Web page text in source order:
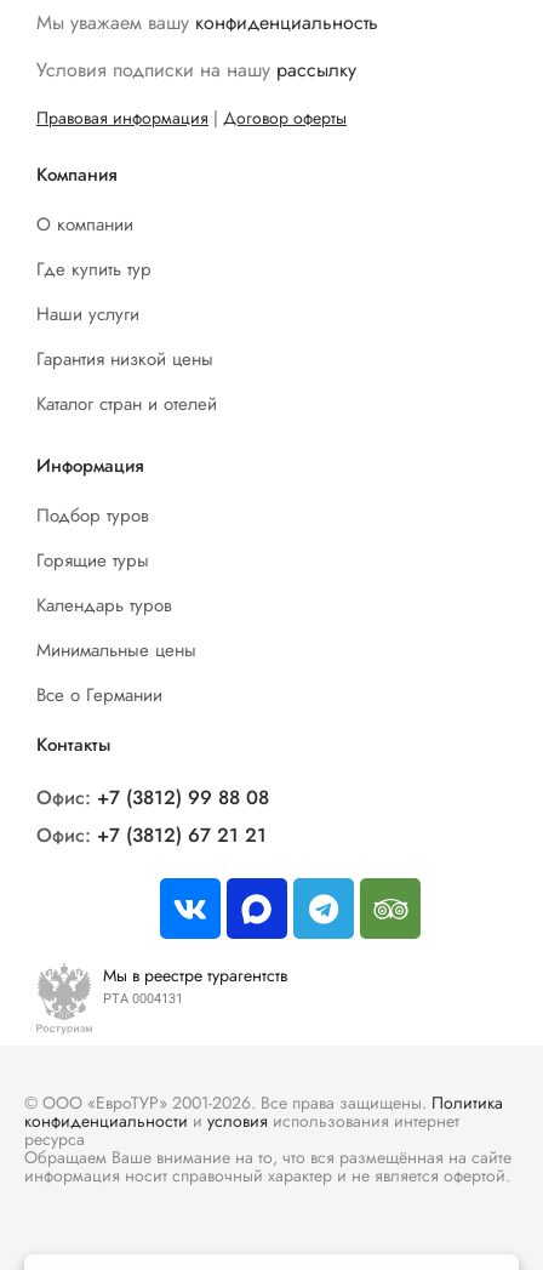
Мы уважаем вашу конфиденциальность
Условия подписки на нашу рассылку
Правовая информация | Договор оферты
Компания
О компании
Где купить тур
Наши услуги
Гарантия низкой цены
Каталог стран и отелей
Информация
Подбор туров
Горящие туры
Календарь туров
Минимальные цены
Все о Германии
Контакты
Офис: +7 (3812) 99 88 08
Офис: +7 (3812) 67 21 21
Мы в реестре турагентств
РТА 0004131
© ООО «ЕвроТУР» 2001-2026. Все права защищены. Политика
конфиденциальности и условия использования интернет
ресурса
Обращаем Ваше внимание на то, что вся размещённая на сайте
информация носит справочный характер и не является офертой.